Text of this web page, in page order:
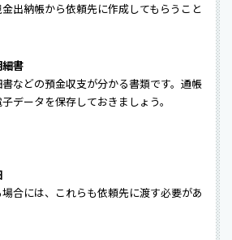
出納帳から依頼先に作成してもらうこと
細書
などの預金収支が分かる書類です。通帳
データを保存しておきましょう。
合には、これらも依頼先に渡す必要があ